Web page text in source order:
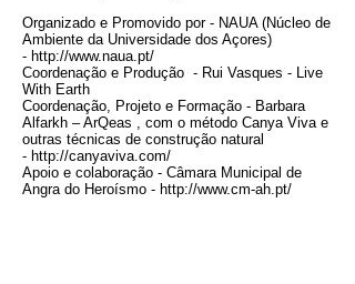
Organizado e Promovido por - NAUA (Núcleo de
Ambiente da Universidade dos Açores)
- http://www.naua.pt/
Coordenação e Produção - Rui Vasques - Live
With Earth
Coordenação, Projeto e Formação - Barbara
Alfarkh – ArQeas , com o método Canya Viva e
outras técnicas de construção natural
- http://canyaviva.com/
Apoio e colaboração - Câmara Municipal de
Angra do Heroísmo - http://www.cm-ah.pt/